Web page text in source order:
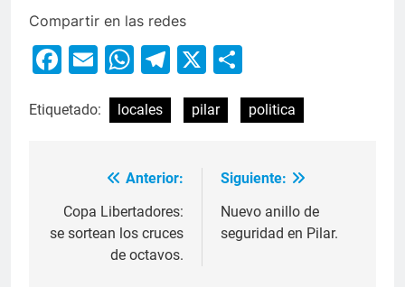
Compartir en las redes
Facebook
EmailWhatsApp
Telegram
X
Etiquetado: locales pilar politica
Anterior:
Copa Libertadores:
se sortean los cruces
de octavos.
Siguiente:
Nuevo anillo de
seguridad en Pilar.